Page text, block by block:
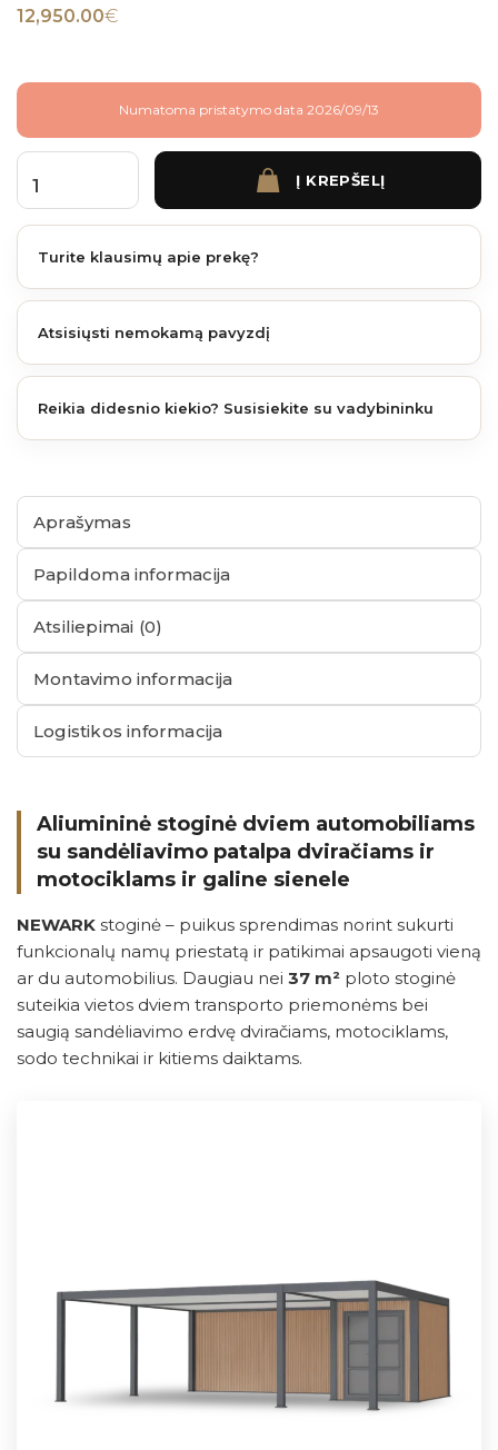
12,950.00€
Numatoma pristatymo data 2026/09/13
produkto kiekis: NEWARK – 759 × 645 cm dviejų automobilių stoginė su
Į KREPŠELĮ
Turite klausimų apie prekę?
Atsisiųsti nemokamą pavyzdį
Reikia didesnio kiekio? Susisiekite su vadybininku
Aprašymas
Papildoma informacija
Atsiliepimai (0)
Montavimo informacija
Logistikos informacija
Aliumininė stoginė dviem automobiliams
su sandėliavimo patalpa dviračiams ir
motociklams ir galine sienele
NEWARK stoginė – puikus sprendimas norint sukurti
funkcionalų namų priestatą ir patikimai apsaugoti vieną
ar du automobilius. Daugiau nei 37 m² ploto stoginė
suteikia vietos dviem transporto priemonėms bei
saugią sandėliavimo erdvę dviračiams, motociklams,
sodo technikai ir kitiems daiktams.